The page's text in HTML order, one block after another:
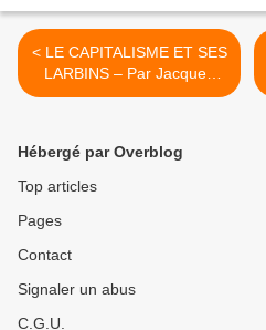
< LE CAPITALISME ET SES
LARBINS – Par Jacques
Cotta [vidéo]
Hébergé par Overblog
Top articles
Pages
Contact
Signaler un abus
C.G.U.